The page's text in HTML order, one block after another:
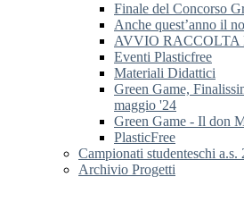
Finale del Concorso
Anche quest’anno il
AVVIO RACCOLTA
Eventi Plasticfree
Materiali Didattici
Green Game,
maggio '24
Green Game - Il don
PlasticFree
Campionati studenteschi a.s.
Archivio Progetti